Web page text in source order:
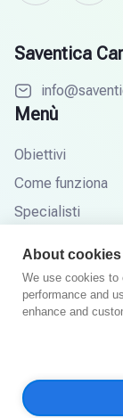
Saventica
Menù
Obiettivi
Come funziona
Specialisti
Base di
Domande
About
We use cookies to
performance and
enhance and